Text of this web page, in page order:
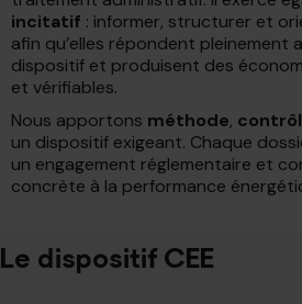
incitatif : informer, structurer et
afin qu’elles répondent pleinement
dispositif et produisent des
et vérifiables.
Nous apportons méthode,
un dispositif exigeant. Chaque
un engagement réglementaire et
concrète à la performance
Le dispositif CEE